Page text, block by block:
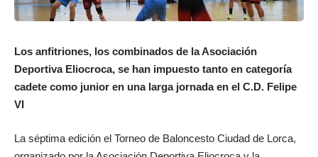
Los anfitriones, los combinados de la Asociación
Deportiva Eliocroca, se han impuesto tanto en categoría
cadete como junior en una larga jornada en el C.D. Felipe
VI
La séptima edición el Torneo de Baloncesto Ciudad de Lorca,